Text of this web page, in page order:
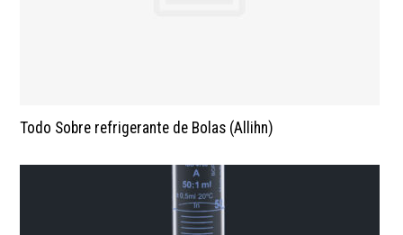
Todo Sobre refrigerante de Bolas (Allihn)